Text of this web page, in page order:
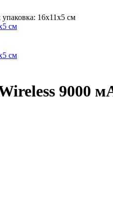
16х11х5 см
9000